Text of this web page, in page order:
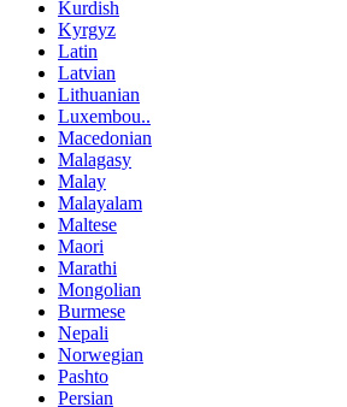
Kurdish
Kyrgyz
Latin
Latvian
Lithuanian
Luxembou..
Macedonian
Malagasy
Malay
Malayalam
Maltese
Maori
Marathi
Mongolian
Burmese
Nepali
Norwegian
Pashto
Persian